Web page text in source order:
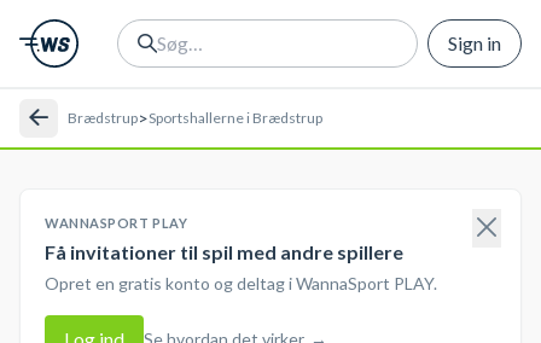
Sign in
Brædstrup>Sportshallerne i Brædstrup
WANNASPORT PLAY
Få invitationer til spil med andre spillere
Opret en gratis konto og deltag i WannaSport PLAY.
Se hvordan det virker →